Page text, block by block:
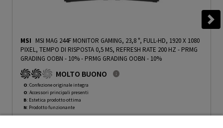
MSI MSI MAG 244F MONITOR GAMING, 23,8 ", FULL-HD, 1920 X 1080
PIXEL, TEMPO DI RISPOSTA 0,5 MS, REFRESH RATE 200 HZ - PRMG
GRADING OOBN - 10%- PRMG GRADING OOBN - 10%
MOLTO BUONO
O: Confezione originale integra
O: Accessori principali presenti
B: Estetica prodotto ottima
N: Prodotto funzionante